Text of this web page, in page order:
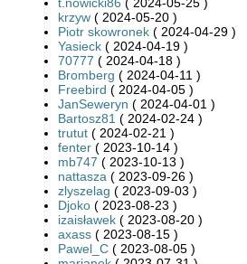
krzyw ( 2024-05-20 )
Piotr skowronek ( 2024-04-29 )
Yasieck ( 2024-04-19 )
70777 ( 2024-04-18 )
Bromberg ( 2024-04-11 )
Freebird ( 2024-04-05 )
JanSeweryn ( 2024-04-01 )
Bartosz81 ( 2024-02-24 )
trutut ( 2024-02-21 )
fenter ( 2023-10-14 )
mb747 ( 2023-10-13 )
nattasza ( 2023-09-26 )
zlyszelag ( 2023-09-03 )
Djoko ( 2023-08-23 )
izaisławek ( 2023-08-20 )
axass ( 2023-08-15 )
Pawel_C ( 2023-08-05 )